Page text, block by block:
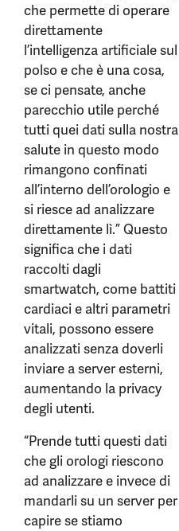
che permette di operare
direttamente
l’intelligenza artificiale sul
polso e che è una cosa,
se ci pensate, anche
parecchio utile perché
tutti quei dati sulla nostra
salute in questo modo
rimangono confinati
all’interno dell’orologio e
si riesce ad analizzare
direttamente lì.” Questo
significa che i dati
raccolti dagli
smartwatch, come battiti
cardiaci e altri parametri
vitali, possono essere
analizzati senza doverli
inviare a server esterni,
aumentando la privacy
degli utenti.
“Prende tutti questi dati
che gli orologi riescono
ad analizzare e invece di
mandarli su un server per
capire se stiamo